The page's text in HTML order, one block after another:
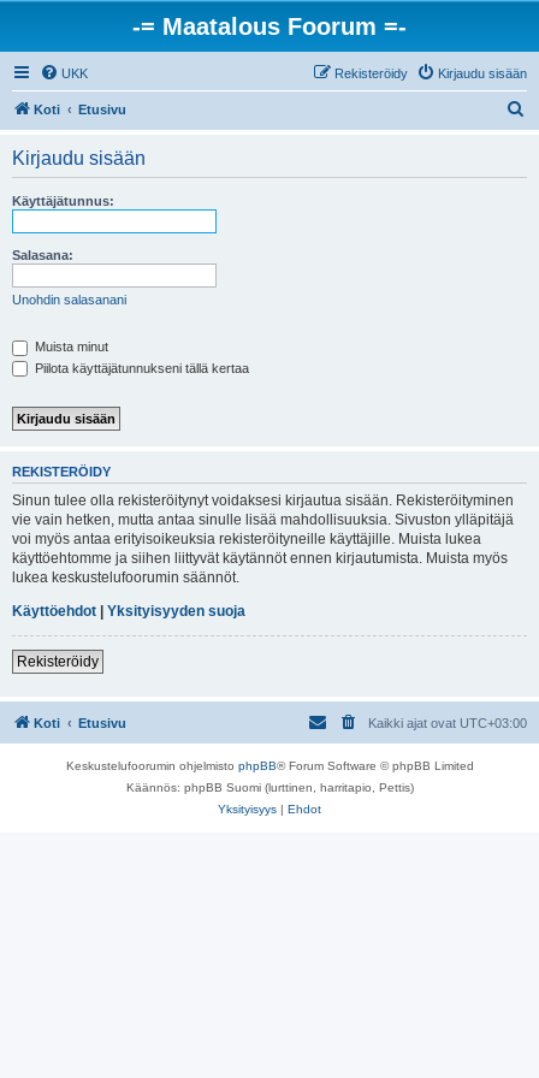
-= Maatalous Foorum =-
UKK Kirjaudu sisään
Rekisteröidy
Koti Etusivu
Kirjaudu sisään
Käyttäjätunnus:
Salasana:
Unohdin salasanani
Muista minut
Piilota käyttäjätunnukseni tällä kertaa
REKISTERÖIDY
Sinun tulee olla rekisteröitynyt voidaksesi kirjautua sisään. Rekisteröityminen
vie vain hetken, mutta antaa sinulle lisää mahdollisuuksia. Sivuston ylläpitäjä
voi myös antaa erityisoikeuksia rekisteröityneille käyttäjille. Muista lukea
käyttöehtomme ja siihen liittyvät käytännöt ennen kirjautumista. Muista myös
lukea keskustelufoorumin säännöt.
Käyttöehdot | Yksityisyyden suoja
Rekisteröidy
Koti Etusivu Kaikki ajat ovat UTC+03:00
Keskustelufoorumin ohjelmisto phpBB® Forum Software © phpBB Limited
Käännös: phpBB Suomi (lurttinen, harritapio, Pettis)
Yksityisyys | Ehdot